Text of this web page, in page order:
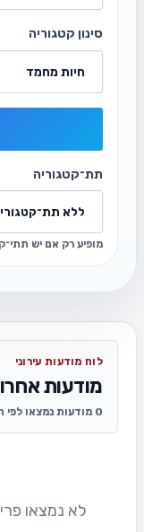
סינון קטגוריה
תת־קטגוריה
מופיע רק אם יש
לוח מודעות עירוני
מודעות
0 מודעות נמצאו לפי הסינון שבחרת
לא נמצאו